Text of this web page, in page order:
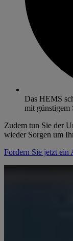
Das HEMS
mit günstigem
Zudem tun Sie der
wieder Sorgen um
Fordern Sie jetzt ein